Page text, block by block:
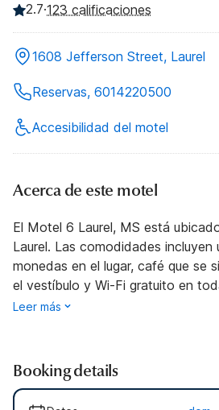
2.7·123 calificaciones
1608 Jefferson Street, Laurel
Reservas, 6014220500
Accesibilidad del motel
Acerca de este motel
El Motel 6 Laurel, MS está
Laurel. Las comodidades incluyen
monedas en el lugar, café que se
el vestíbulo y Wi-Fi gratuito en
Leer más
Booking details